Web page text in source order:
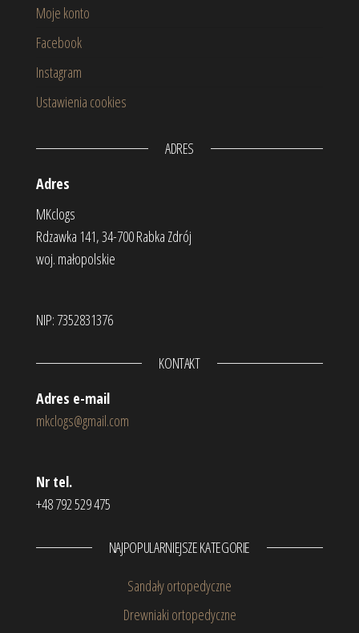
Moje konto
Facebook
Instagram
Ustawienia cookies
ADRES
Adres
MKclogs
Rdzawka 141, 34-700 Rabka Zdrój
woj. małopolskie
NIP: 7352831376
KONTAKT
Adres e-mail
mkclogs@gmail.com
Nr tel.
+48 792 529 475
NAJPOPULARNIEJSZE KATEGORIE
Sandały ortopedyczne
Drewniaki ortopedyczne